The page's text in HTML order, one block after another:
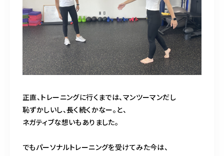
正直、トレーニングに行くまでは、マンツーマンだし
恥ずかしいし、長く続くかなー。と、
ネガティブな想いもありました。
でもパーソナルトレーニングを受けてみた今は、